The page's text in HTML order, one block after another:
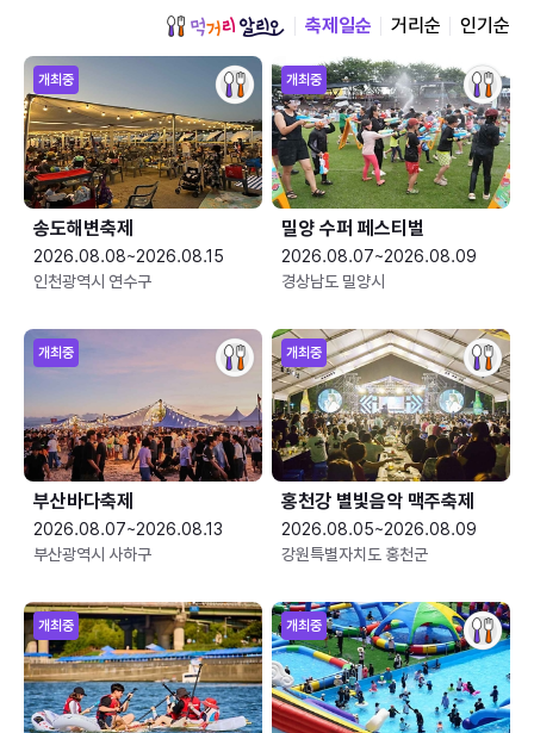
축제일순 거리순 인기순
개최중
송도해변축제
2026.08.08~2026.08.15
인천광역시 연수구
개최중
밀양 수퍼 페스티벌
2026.08.07~2026.08.09
경상남도 밀양시
개최중
부산바다축제
2026.08.07~2026.08.13
부산광역시 사하구
개최중
홍천강 별빛음악 맥주축제
2026.08.05~2026.08.09
강원특별자치도 홍천군
개최중 개최중